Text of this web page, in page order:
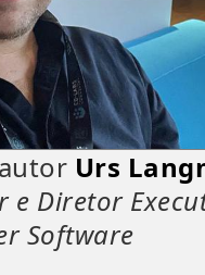
Urs
e Diretor
Software